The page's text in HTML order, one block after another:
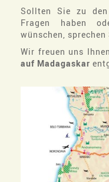
Sollten Sie zu den
Fragen haben
wünschen,
Wir freuen uns
auf Madagaskar